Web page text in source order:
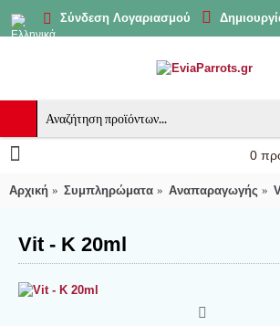
Σύνδεση Λογαριασμού
0
Αρχική Συμπληρώματα Αναπαραγωγής
Vit - K 20ml